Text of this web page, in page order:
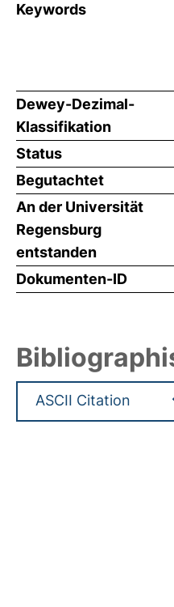
Keywords
Dewey-Dezimal-
Klassifikation
Status
Begutachtet
An der Universität
Regensburg
entstanden
Dokumenten-ID